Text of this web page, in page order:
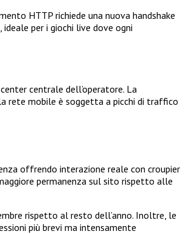
HTTP richiede una nuova handshake
per i giochi live dove ogni
centrale dell’operatore. La
rete mobile è soggetta a picchi di traffico
offrendo interazione reale con croupier
permanenza sul sito rispetto alle
rispetto al resto dell’anno. Inoltre, le
più brevi ma intensamente